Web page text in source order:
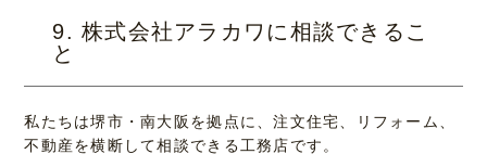
9. 株式会社アラカワに相談できるこ
と
私たちは堺市・南大阪を拠点に、注文住宅、リフォーム、
不動産を横断して相談できる工務店です。